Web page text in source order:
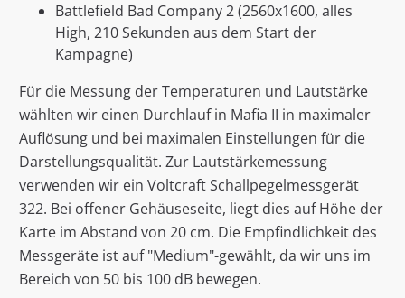
Battlefield Bad Company 2 (2560x1600, alles
High, 210 Sekunden aus dem Start der
Kampagne)
Für die Messung der Temperaturen und Lautstärke
wählten wir einen Durchlauf in Mafia II in maximaler
Auflösung und bei maximalen Einstellungen für die
Darstellungsqualität. Zur Lautstärkemessung
verwenden wir ein Voltcraft Schallpegelmessgerät
322. Bei offener Gehäuseseite, liegt dies auf Höhe der
Karte im Abstand von 20 cm. Die Empfindlichkeit des
Messgeräte ist auf "Medium"-gewählt, da wir uns im
Bereich von 50 bis 100 dB bewegen.